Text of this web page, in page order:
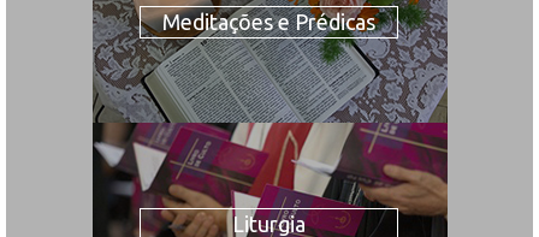
Meditações e Prédicas
Liturgia